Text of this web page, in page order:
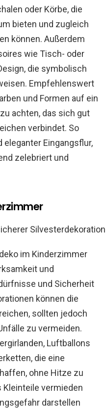
oder Körbe, die
bieten und zugleich
können. Außerdem
wie Tisch- oder
die symbolisch
Empfehlenswert
und Formen auf ein
achten, das sich gut
verbindet. So
Eingangsflur,
zelebriert und
im Kinderzimmer
und
und Sicherheit
können die
sollten jedoch
zu vermeiden.
Luftballons
die eine
ohne Hitze zu
vermieden
darstellen